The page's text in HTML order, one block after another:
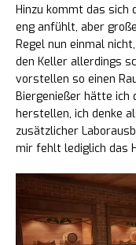
Hinzu kommt das sich
eng anfühlt, aber
Regel nun einmal
den Keller allerdings
vorstellen so einen
Biergenießer hätte ich
herstellen, ich denke
zusätzlicher
mir fehlt lediglich das